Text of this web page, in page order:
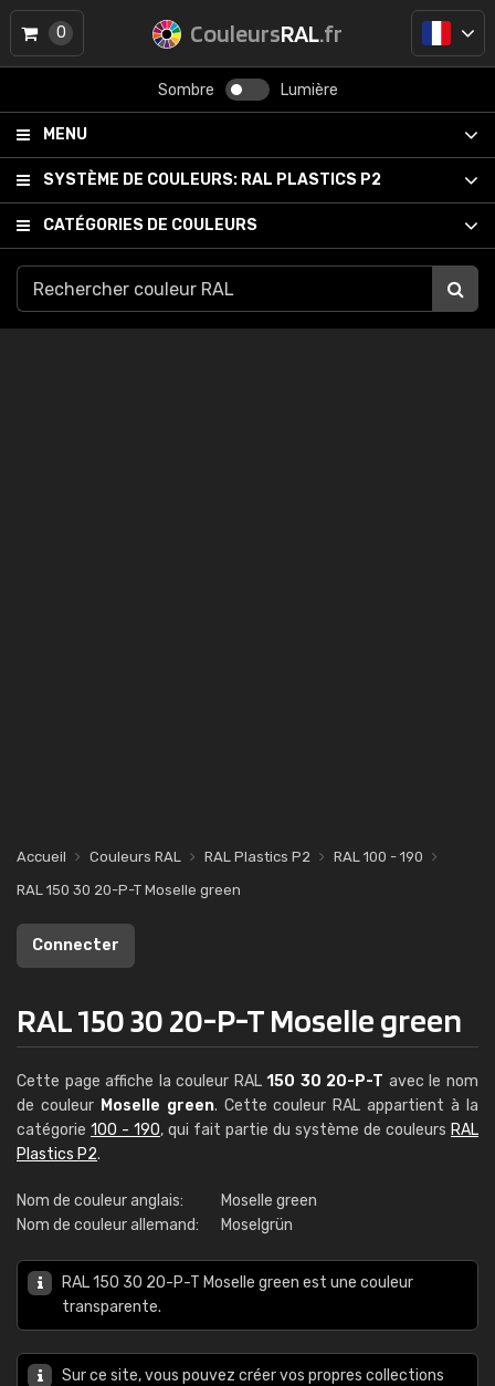
CouleursRAL.fr
Sombre Lumière
MENU
SYSTÈME DE COULEURS: RAL PLASTICS P2
CATÉGORIES DE COULEURS
0
Accueil Couleurs RAL RAL Plastics P2
RAL 100 - 190
RAL 150 30 20-P-T Moselle green
Connecter
RAL 150 30 20-P-T Moselle green
Cette page affiche la couleur RAL150 30 20-P-T avec le nom
de couleur Moselle green. Cette couleur RAL appartient à la
catégorie 100 - 190, qui fait partie du système de couleurs RAL
Plastics P2.
Nom de couleur anglais:
Moselle green
Nom de couleur allemand:
Moselgrün
RAL 150 30 20-P-T Moselle green est une couleur
transparente.
Sur ce site, vous pouvez créer vos propres collections